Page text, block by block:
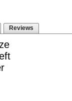
Reviews